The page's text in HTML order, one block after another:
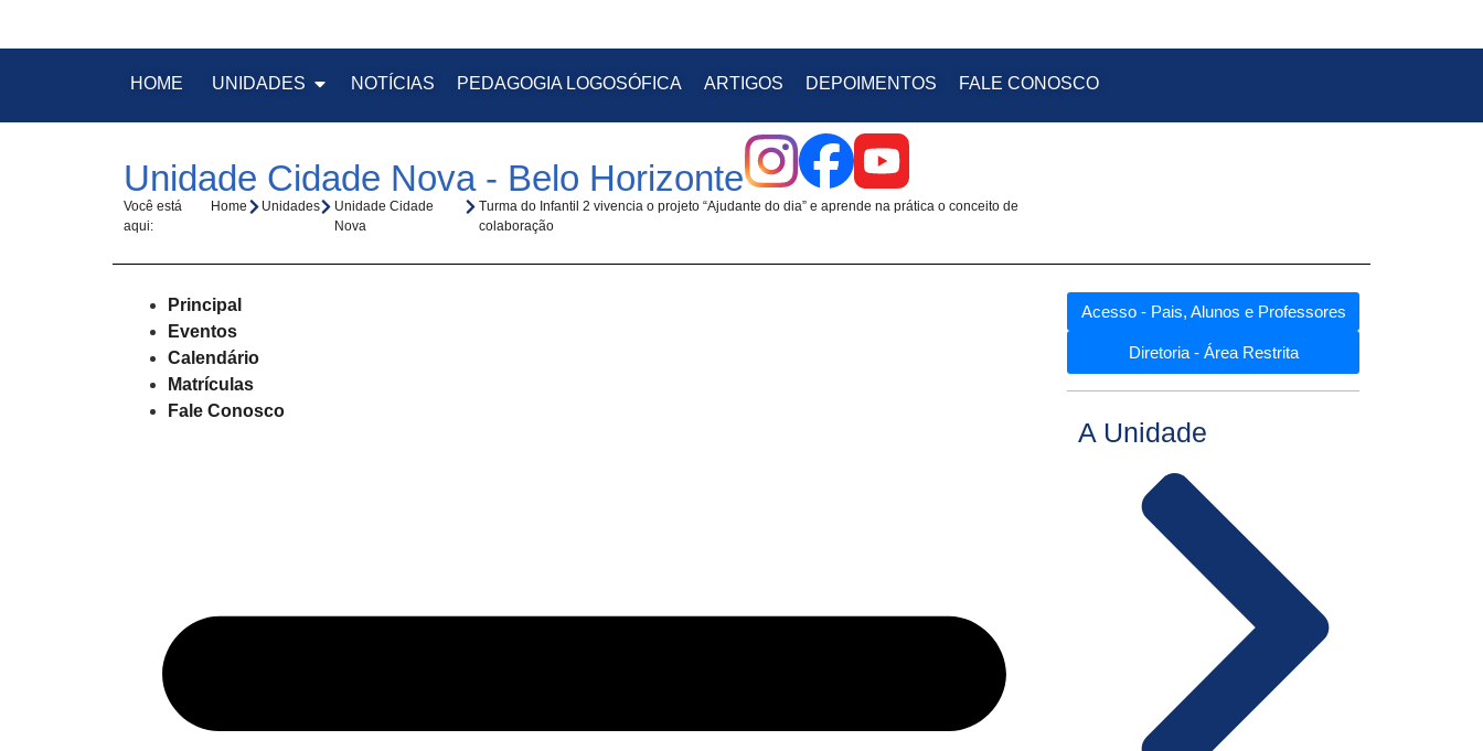
HOME UNIDADES NOTÍCIAS PEDAGOGIA LOGOSÓFICA ARTIGOS DEPOIMENTOS FALE CONOSCO
Unidade Cidade Nova - Belo Horizonte
Você está
aqui:
Home Unidades
Unidade Cidade
Nova
Turma do Infantil 2 vivencia o projeto “Ajudante do dia” e aprende na prática o conceito de
colaboração
Principal
Eventos
Calendário
Matrículas
Fale Conosco
Acesso - Pais, Alunos e Professores
Diretoria - Área Restrita
A Unidade